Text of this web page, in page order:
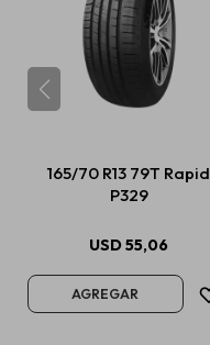
165/70 R13 79T Rapid
P329
USD55,06